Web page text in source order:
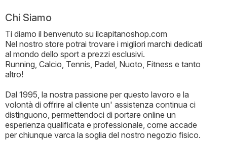
Chi Siamo
Ti diamo il benvenuto su ilcapitanoshop.com
Nel nostro store potrai trovare i migliori marchi dedicati
al mondo dello sport a prezzi esclusivi.
Running, Calcio, Tennis, Padel, Nuoto, Fitness e tanto
altro!
Dal 1995, la nostra passione per questo lavoro e la
volontà di offrire al cliente un' assistenza continua ci
distinguono, permettendoci di portare online un
esperienza qualificata e professionale, come accade
per chiunque varca la soglia del nostro negozio fisico.